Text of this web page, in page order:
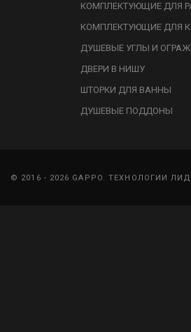
КОМПЛЕКТУЮЩИЕ ДЛЯ
КОМПЛЕКТУЮЩИЕ ДЛЯ
ДУШЕВЫЕ УГЛЫ И
ДВЕРИ В НИШУ
ШТОРКИ ДЛЯ ВАННЫ
ДУШЕВЫЕ ПОДДОНЫ
© 2016 - 2026 GAPPO. ТЕХНОЛОГИИ